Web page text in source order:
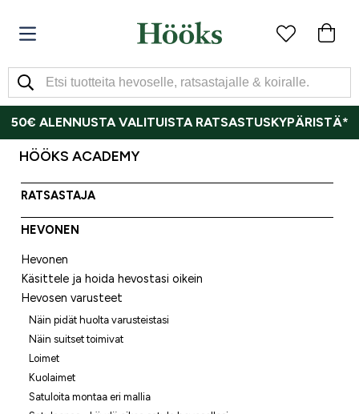
50€ ALENNUSTA VALITUISTA RATSASTUSKYPÄRISTÄ*
HÖÖKS ACADEMY
RATSASTAJA
HEVONEN
Hevonen
Käsittele ja hoida hevostasi oikein
Hevosen varusteet
Näin pidät huolta varusteistasi
Näin suitset toimivat
Loimet
Kuolaimet
Satuloita montaa eri mallia